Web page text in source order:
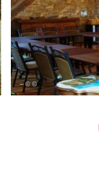
– © ©